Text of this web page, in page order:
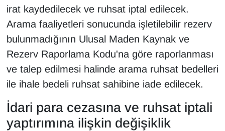
irat kaydedilecek ve ruhsat iptal edilecek.
Arama faaliyetleri sonucunda işletilebilir rezerv
bulunmadığının Ulusal Maden Kaynak ve
Rezerv Raporlama Kodu'na göre raporlanması
ve talep edilmesi halinde arama ruhsat bedelleri
ile ihale bedeli ruhsat sahibine iade edilecek.
İdari para cezasına ve ruhsat iptali
yaptırımına ilişkin değişiklik